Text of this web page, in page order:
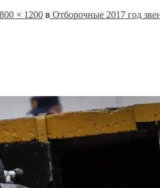
× 1200 в Отборочные 2017 год